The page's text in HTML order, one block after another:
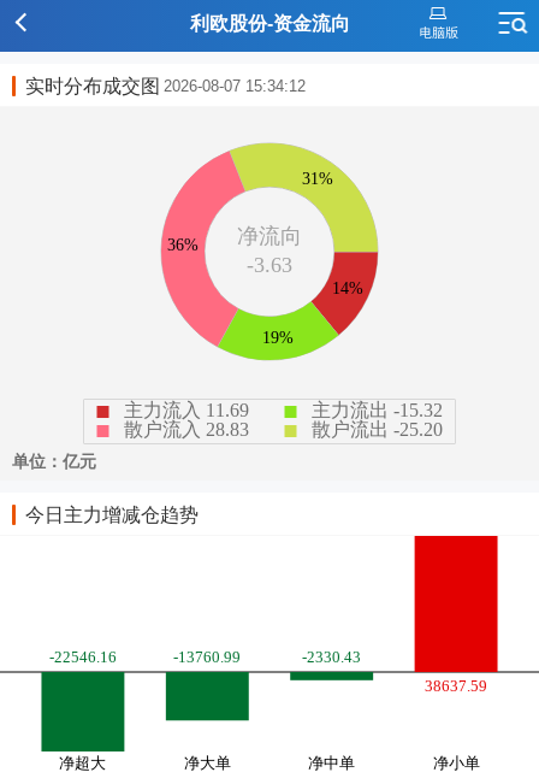
利欧股份-资金流向
实时分布成交图 2026-08-07 15:34:12
今日主力增减仓趋势